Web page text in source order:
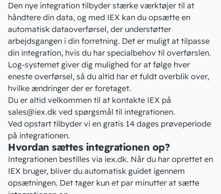
Den nye integration tilbyder stærke værktøjer til at
håndtere din data, og med IEX kan du opsætte en
automatisk dataoverførsel, der understøtter
arbejdsgangen i din forretning. Det er muligt at tilpasse
din integration, hvis du har specialbehov til overførslen.
Log-systemet giver dig mulighed for at følge hver
eneste overførsel, så du altid har et fuldt overblik over,
hvilke ændringer der er foretaget.
Du er altid velkommen til at kontakte IEX på
sales@iex.dk ved spørgsmål til integrationen.
Ved opstart tilbyder vi en gratis 14 dages prøveperiode
på integrationen.
Hvordan sættes integrationen op?
Integrationen bestilles via iex.dk. Når du har oprettet en
IEX bruger, bliver du automatisk guidet igennem
opsætningen. Det tager kun et par minutter at sætte